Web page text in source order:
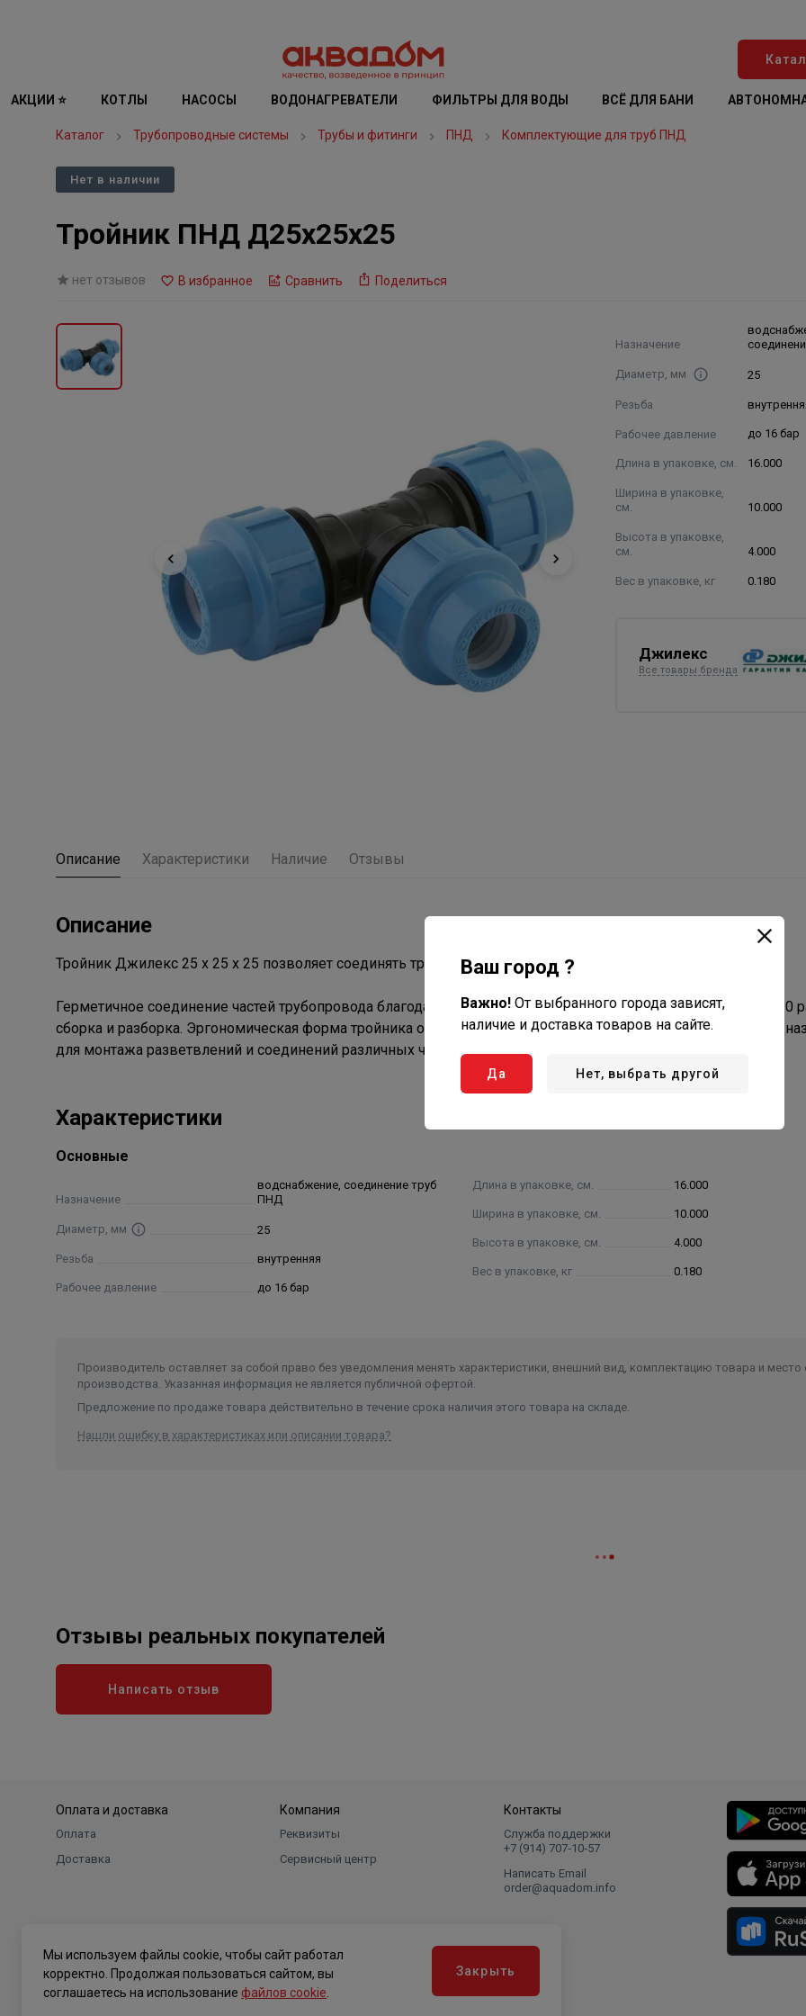
АКЦИИ ⭐ КОТЛЫ НАСОСЫ ВОДОНАГРЕВАТЕЛИ ФИЛЬТРЫ ДЛЯ ВОДЫ ВСЁ ДЛЯ БАНИ
Каталог Трубопроводные системы Трубы и фитинги ПНД Комплектующие для труб ПНД
Нет в наличии
Тройник ПНД Д25х25х25
нет отзывов В избранное Сравнить Поделиться
Назначение
Диаметр, мм 25
Резьба
Рабочее давление до 16 бар
Длина в упаковке, см. 16.000
Ширина в упаковке,
см.
10.000
Высота в упаковке,
см.
4.000
Вес в упаковке, кг 0.180
Джилекс
Все товары бренда
Описание Характеристики Наличие Отзывы
Описание
Тройник Джилекс 25 х 25 х 25 позволяет соединять трубы ПНД без применения сварочного аппарата.
Герметичное соединение частей трубопровода благодаря сборке резьбовым способом. Многократная, до 10
сборка и разборка. Эргономическая форма тройника облегчает работы по монтажу. Тройник 25х25х25
для монтажа разветвлений и соединений различных частей трубопроводной конструкции.
Характеристики
Основные
Назначение
водснабжение, соединение труб
ПНД
Диаметр, мм 25
Резьба внутренняя
Рабочее давление до 16 бар
Длина в упаковке, см. 16.000
Ширина в упаковке, см. 10.000
Высота в упаковке, см. 4.000
Вес в упаковке, кг 0.180
Производитель оставляет за собой право без уведомления менять характеристики, внешний вид, комплектацию товара и место
производства. Указанная информация не является публичной офертой.
Предложение по продаже товара действительно в течение срока наличия этого товара на складе.
Нашли ошибку в характеристиках или описании товара?
Отзывы реальных покупателей
Написать отзыв
Оплата и доставка
Оплата
Доставка
Компания
Реквизиты
Сервисный центр
Контакты
Служба поддержки
+7 (914) 707‑10‑57
Написать Email
order@aquadom.info
Ваш город ?
Важно! От выбранного города зависят,
наличие и доставка товаров на сайте.
Да Нет, выбрать другой
Мы используем файлы cookie, чтобы сайт работал
корректно. Продолжая пользоваться сайтом, вы
соглашаетесь на использование файлов cookie
Закрыть